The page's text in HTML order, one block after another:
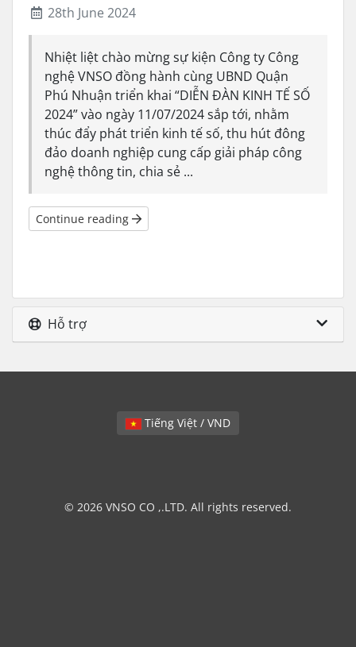
28th June 2024
Nhiệt liệt chào mừng sự kiện Công ty Công
nghệ VNSO đồng hành cùng UBND Quận
Phú Nhuận triển khai “DIỄN ĐÀN KINH TẾ SỐ
2024” vào ngày 11/07/2024 sắp tới, nhằm
thúc đẩy phát triển kinh tế số, thu hút đông
đảo doanh nghiệp cung cấp giải pháp công
nghệ thông tin, chia sẻ ...
Continue reading
Hỗ trợ
Tiếng Việt / VND
© 2026 VNSO CO ,.LTD. All rights reserved.